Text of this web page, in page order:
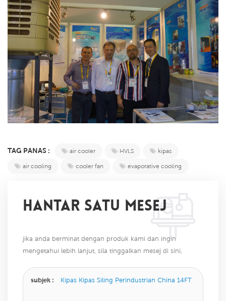
TAG PANAS : air cooler HVLS
kipas
air cooling
cooler fan evaporative cooling
HANTAR SATU MESEJ
jika anda berminat dengan produk kami dan ingin
mengetahui lebih lanjut, sila tinggalkan mesej di sini,
subjek : Kipas Kipas Siling Perindustrian China 14FT